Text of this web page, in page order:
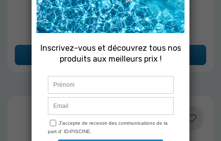
Expédition sous 5 à 10 jours
3 199,00 €
Ajouter au panier